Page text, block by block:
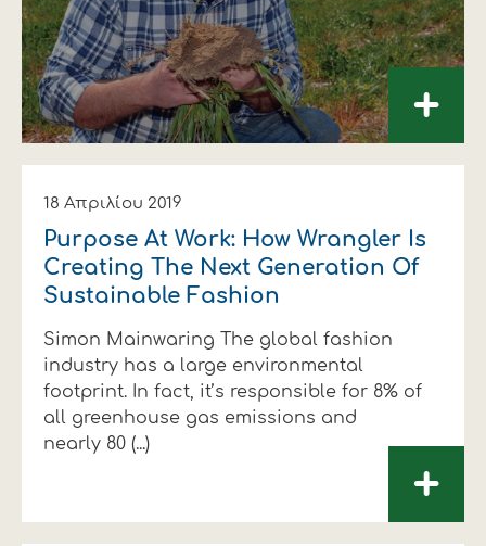
+
18 Απριλίου 2019
Purpose At Work: How Wrangler Is
Creating The Next Generation Of
Sustainable Fashion
Simon Mainwaring The global fashion
industry has a large environmental
footprint. In fact, it’s responsible for 8% of
all greenhouse gas emissions and
nearly 80 (...)
+